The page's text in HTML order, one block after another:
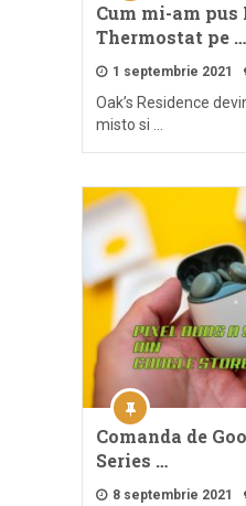
Cum mi-am
Thermostat pe …
1 septembrie 2021
Oak’s Residence
misto si …
Comanda de
Series …
8 septembrie 2021